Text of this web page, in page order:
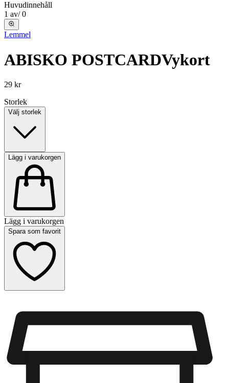
Huvudinnehåll
1 av/ 0
Lemmel
ABISKO POSTCARDVykort
29 kr
Storlek
Välj storlek
Lägg i varukorgen
Lägg i varukorgen
Spara som favorit